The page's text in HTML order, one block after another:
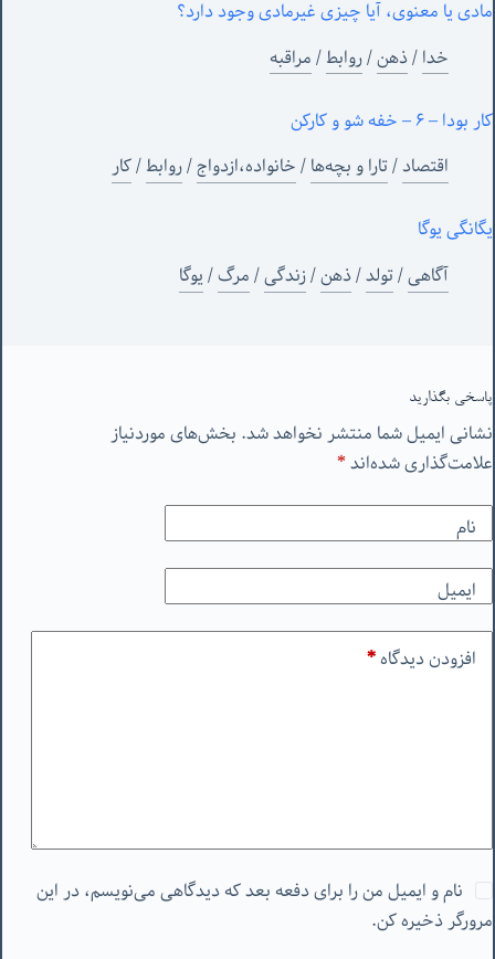
مادی یا معنوی، آیا چیزی غیرمادی وجود دارد؟
خدا/ذهن/روابط/مراقبه
کار بودا – ۶ – خفه شو و کارکن
اقتصاد/تارا و بچه‌ها/خانواده،ازدواج/روابط/کار
یگانگی یوگا
آگاهی/تولد/ذهن/زندگی/مرگ/یوگا
پاسخی بگذارید
نشانی ایمیل شما منتشر نخواهد شد. بخش‌های موردنیاز
علامت‌گذاری شده‌اند*
نام
ایمیل
افزودن دیدگاه*
نام و ایمیل من را برای دفعه بعد که دیدگاهی می‌نویسم، در این
مرورگر ذخیره کن.